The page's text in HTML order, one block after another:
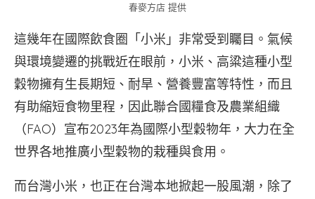
春麥方店 提供
這幾年在國際飲食圈「小米」非常受到矚目。氣候
與環境變遷的挑戰近在眼前，小米、高粱這種小型
穀物擁有生長期短、耐旱、營養豐富等特性，而且
有助縮短食物里程，因此聯合國糧食及農業組織
（FAO）宣布2023年為國際小型穀物年，大力在全
世界各地推廣小型穀物的栽種與食用。
而台灣小米，也正在台灣本地掀起一股風潮，除了